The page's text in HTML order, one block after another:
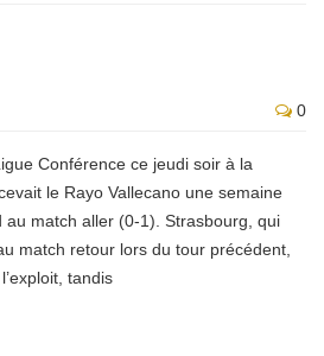
0
Conférence ce jeudi soir à la
le Rayo Vallecano une semaine
match aller (0-1). Strasbourg, qui
match retour lors du tour précédent,
tandis